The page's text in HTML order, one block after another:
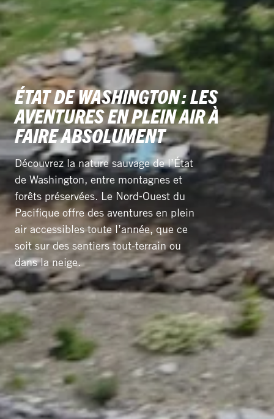
ÉTAT DE WASHINGTON : LES
AVENTURES EN PLEIN AIR À
FAIRE ABSOLUMENT
Découvrez la nature sauvage de l’État
de Washington, entre montagnes et
forêts préservées. Le Nord‑Ouest du
Pacifique offre des aventures en plein
air accessibles toute l’année, que ce
soit sur des sentiers tout-terrain ou
dans la neige.